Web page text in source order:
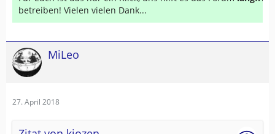
betreiben! Vielen vielen Dank...
MiLeo
27. April 2018